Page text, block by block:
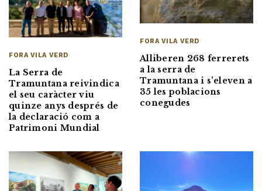
FORA VILA VERD
La Serra de
Tramuntana reivindica
el seu caràcter viu
quinze anys després de
la declaració com a
Patrimoni Mundial
FORA VILA VERD
Alliberen 268 ferrerets
a la serra de
Tramuntana i s’eleven a
35 les poblacions
conegudes